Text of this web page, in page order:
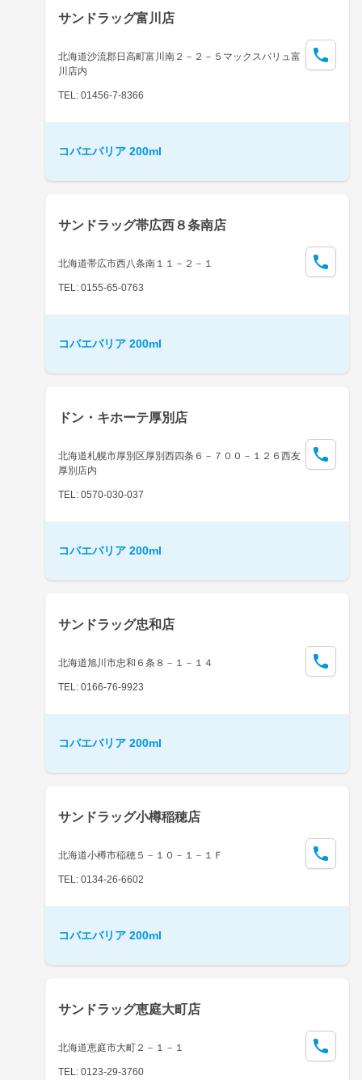
サンドラッグ富川店
北海道沙流郡日高町富川南２－２－５マックスバリュ富
川店内
TEL: 01456-7-8366
コバエバリア 200ml
サンドラッグ帯広西８条南店
北海道帯広市西八条南１１－２－１
TEL: 0155-65-0763
コバエバリア 200ml
ドン・キホーテ厚別店
北海道札幌市厚別区厚別西四条６－７００－１２６西友
厚別店内
TEL: 0570-030-037
コバエバリア 200ml
サンドラッグ忠和店
北海道旭川市忠和６条８－１－１４
TEL: 0166-76-9923
コバエバリア 200ml
サンドラッグ小樽稲穂店
北海道小樽市稲穂５－１０－１－１Ｆ
TEL: 0134-26-6602
コバエバリア 200ml
サンドラッグ恵庭大町店
北海道恵庭市大町２－１－１
TEL: 0123-29-3760